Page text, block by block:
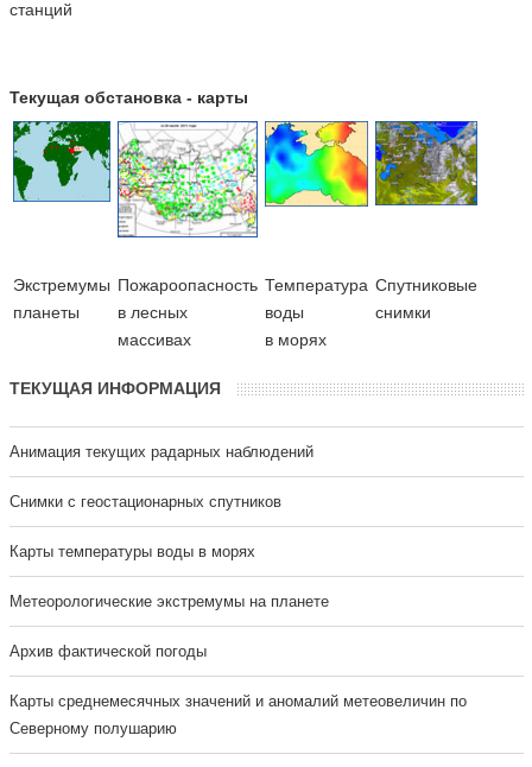
станций
Текущая обстановка - карты
Экстремумы
планеты
Пожароопасность
в лесных
массивах
Температура
воды
в морях
Cпутниковые
снимки
ТЕКУЩАЯ ИНФОРМАЦИЯ
Анимация текущих радарных наблюдений
Cнимки с геостационарных спутников
Карты температуры воды в морях
Метеорологические экстремумы на планете
Архив фактической погоды
Карты среднемесячных значений и аномалий метеовеличин по
Северному полушарию